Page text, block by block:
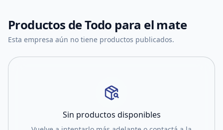
Productos deTodo para el mate
Esta empresa aún no tiene productos publicados.
Sin productos disponibles